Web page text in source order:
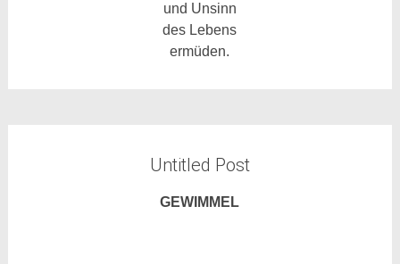
und Unsinn
des Lebens
ermüden.
Untitled Post
GEWIMMEL